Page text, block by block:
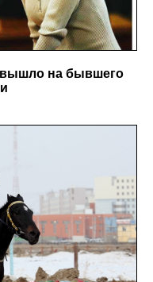
вышло на бывшего